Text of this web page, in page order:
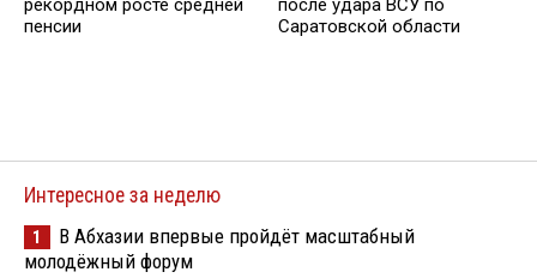
рекордном росте средней
пенсии
после удара ВСУ по
Саратовской области
Интересное за неделю
1
В Абхазии впервые пройдёт масштабный
молодёжный форум